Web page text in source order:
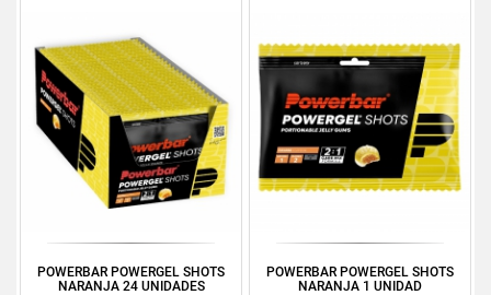
POWERBAR POWERGEL SHOTS
NARANJA 24 UNIDADES
POWERBAR POWERGEL SHOTS
NARANJA 1 UNIDAD